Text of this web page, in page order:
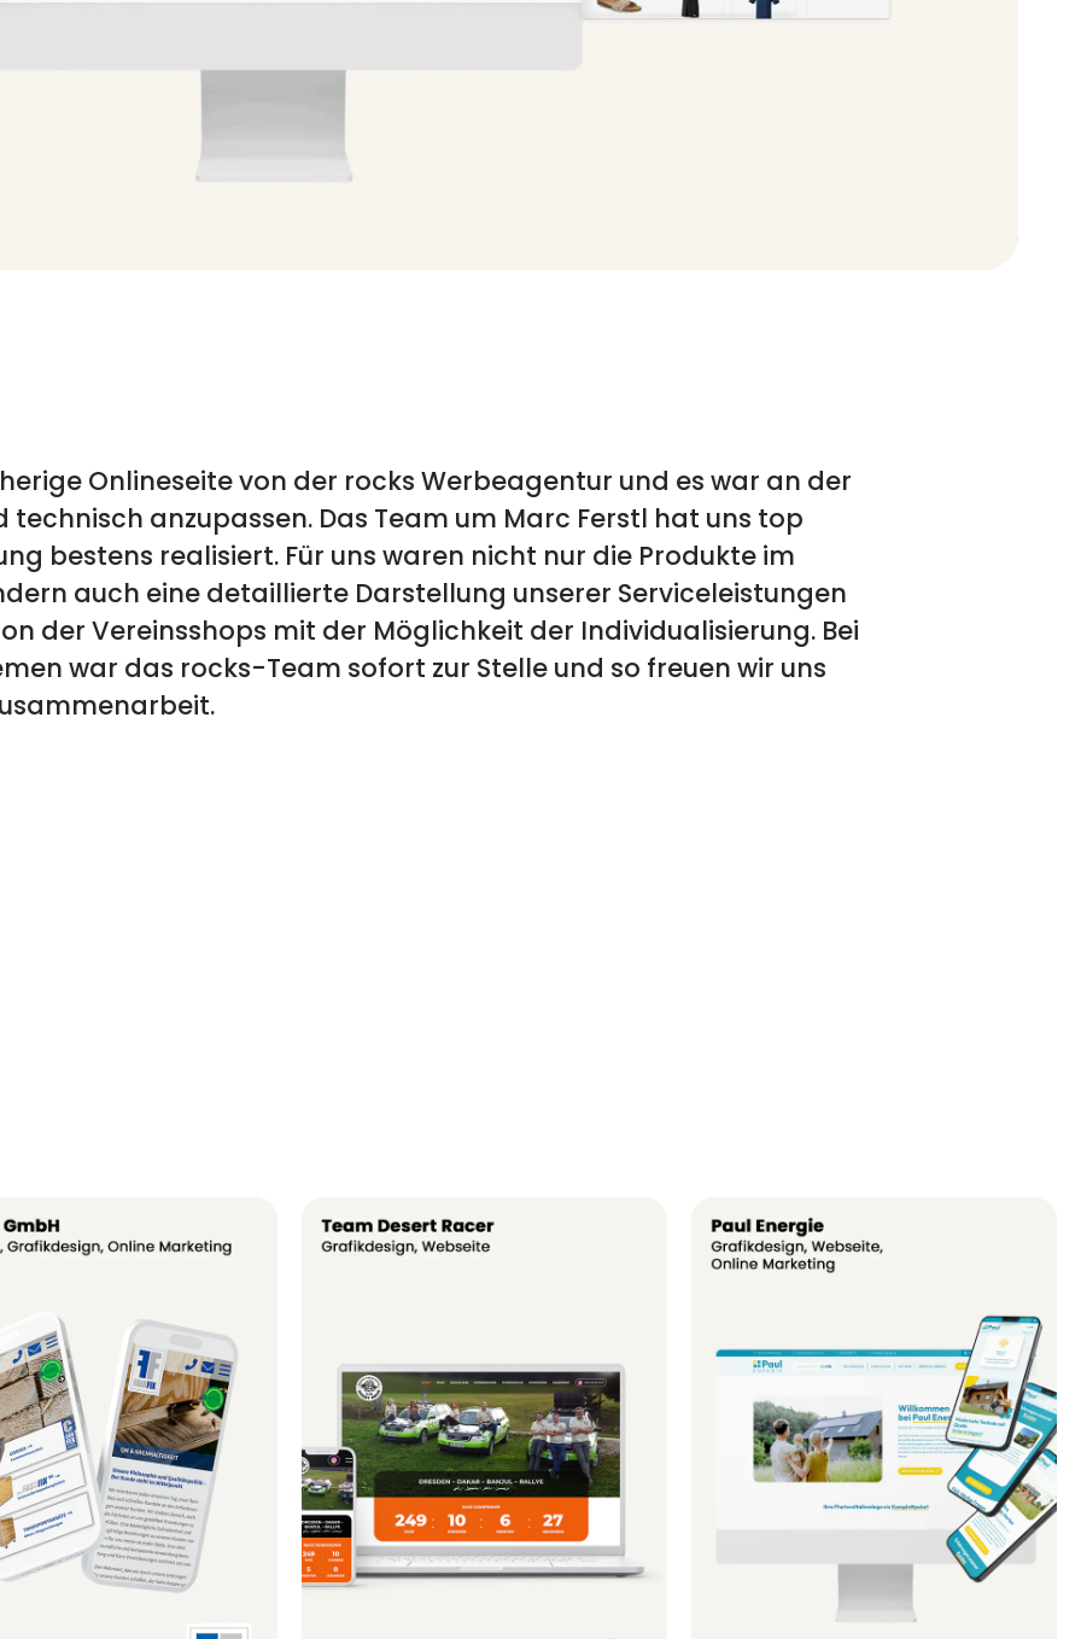
Onlineseite von der rocks Werbeagentur und es war an der
technisch anzupassen. Das Team um Marc Ferstl hat uns top
bestens realisiert. Für uns waren nicht nur die Produkte im
auch eine detaillierte Darstellung unserer Serviceleistungen
der Vereinsshops mit der Möglichkeit der Individualisierung. Bei
war das rocks-Team sofort zur Stelle und so freuen wir uns